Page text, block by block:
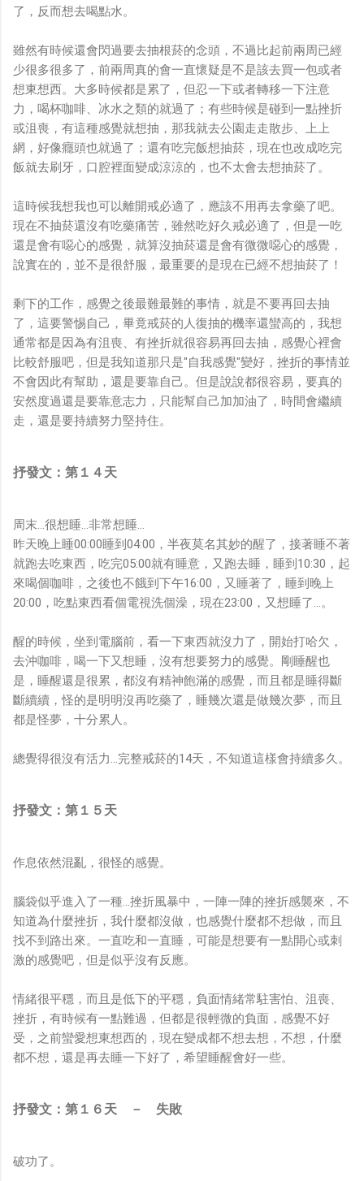
了，反而想去喝點水。
雖然有時候還會閃過要去抽根菸的念頭，不過比起前兩周已經
少很多很多了，前兩周真的會一直懷疑是不是該去買一包或者
想東想西。大多時候都是累了，但忍一下或者轉移一下注意
力，喝杯咖啡、冰水之類的就過了；有些時候是碰到一點挫折
或沮喪，有這種感覺就想抽，那我就去公園走走散步、上上
網，好像癮頭也就過了；還有吃完飯想抽菸，現在也改成吃完
飯就去刷牙，口腔裡面變成涼涼的，也不太會去想抽菸了。
這時候我想我也可以離開戒必適了，應該不用再去拿藥了吧。
現在不抽菸還沒有吃藥痛苦，雖然吃好久戒必適了，但是一吃
還是會有噁心的感覺，就算沒抽菸還是會有微微噁心的感覺，
說實在的，並不是很舒服，最重要的是現在已經不想抽菸了！
剩下的工作，感覺之後最難最難的事情，就是不要再回去抽
了，這要警惕自己，畢竟戒菸的人復抽的機率還蠻高的，我想
通常都是因為有沮喪、有挫折就很容易再回去抽，感覺心裡會
比較舒服吧，但是我知道那只是"自我感覺"變好，挫折的事情並
不會因此有幫助，還是要靠自己。但是說說都很容易，要真的
安然度過還是要靠意志力，只能幫自己加加油了，時間會繼續
走，還是要持續努力堅持住。
抒發文：第１４天
周末…很想睡…非常想睡…
昨天晚上睡00:00睡到04:00，半夜莫名其妙的醒了，接著睡不著
就跑去吃東西，吃完05:00就有睡意，又跑去睡，睡到10:30，起
來喝個咖啡，之後也不餓到下午16:00，又睡著了，睡到晚上
20:00，吃點東西看個電視洗個澡，現在23:00，又想睡了…。
醒的時候，坐到電腦前，看一下東西就沒力了，開始打哈欠，
去沖咖啡，喝一下又想睡，沒有想要努力的感覺。剛睡醒也
是，睡醒還是很累，都沒有精神飽滿的感覺，而且都是睡得斷
斷續續，怪的是明明沒再吃藥了，睡幾次還是做幾次夢，而且
都是怪夢，十分累人。
總覺得很沒有活力…完整戒菸的14天，不知道這樣會持續多久。
抒發文：第１５天
作息依然混亂，很怪的感覺。
腦袋似乎進入了一種…挫折風暴中，一陣一陣的挫折感襲來，不
知道為什麼挫折，我什麼都沒做，也感覺什麼都不想做，而且
找不到路出來。一直吃和一直睡，可能是想要有一點開心或刺
激的感覺吧，但是似乎沒有反應。
情緒很平穩，而且是低下的平穩，負面情緒常駐害怕、沮喪、
挫折，有時候有一點難過，但都是很輕微的負面，感覺不好
受，之前蠻愛想東想西的，現在變成都不想去想，不想，什麼
都不想，還是再去睡一下好了，希望睡醒會好一些。
抒發文：第１６天 － 失敗
破功了。